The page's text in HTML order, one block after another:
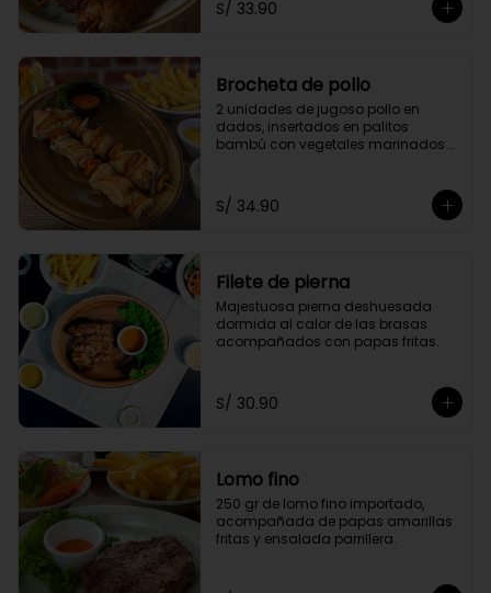
S/ 33.90
Brocheta de pollo
2 unidades de jugoso pollo en
dados, insertados en palitos
bambú con vegetales marinados
S/ 34.90
Filete de pierna
Majestuosa pierna deshuesada
dormida al calor de las brasas
acompañados con papas fritas.
S/ 30.90
Lomo fino
250 gr de lomo fino importado,
acompañada de papas amarillas
fritas y ensalada parrillera.